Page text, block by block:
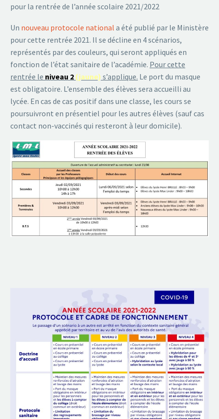
pour la rentrée de l’année scolaire 2021/2022
Un nouveau protocole national a été publié par le Ministère
pour cette rentrée 2021. Il se décline en 4 scénarios,
représentés par des couleurs, qui seront appliqués en
fonction de l’état sanitaire de l’académie. Pour cette
rentrée le niveau 2 (jaune) s’applique. Le port du masque
est obligatoire. L’ensemble des élèves sera accueilli au
lycée. En cas de cas positif dans une classe, les cours se
poursuivront en présentiel pour les autres élèves (sauf cas
contact non-vaccinés qui resteront à leur domicile).